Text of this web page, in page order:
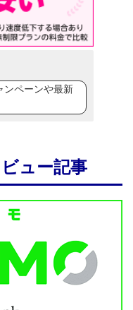
ンペーンや最新
ュー記事